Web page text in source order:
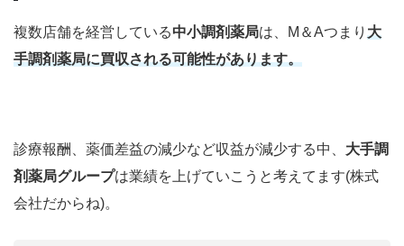
複数店舗を経営している中小調剤薬局は、M＆Aつまり 大
手調剤薬局に買収される可能性があります。
診療報酬、薬価差益の減少など収益が減少する中、 大手調
剤薬局グループは業績を上げていこうと考えてます(株式
会社だからね)。